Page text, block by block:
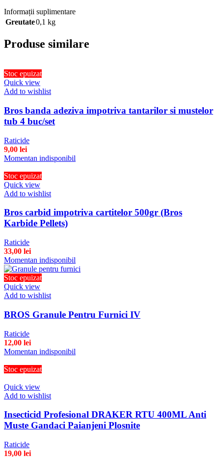
Informații suplimentare
Greutate0,1 kg
Produse similare
Stoc epuizat
Quick view
Add to wishlist
Bros banda adeziva impotriva tantarilor si mustelor
tub 4 buc/set
Raticide
9,00 lei
Momentan indisponibil
Stoc epuizat
Quick view
Add to wishlist
Bros carbid impotriva cartitelor 500gr (Bros
Karbide Pellets)
Raticide
33,00 lei
Momentan indisponibil
Stoc epuizat
Quick view
Add to wishlist
BROS Granule Pentru Furnici IV
Raticide
12,00 lei
Momentan indisponibil
Stoc epuizat
Quick view
Add to wishlist
Insecticid Profesional DRAKER RTU 400ML Anti
Muste Gandaci Paianjeni Plosnite
Raticide
19,00 lei